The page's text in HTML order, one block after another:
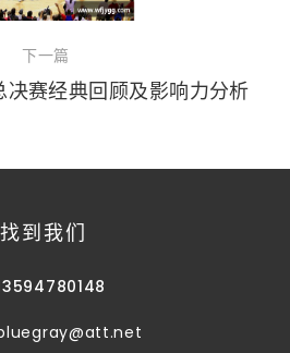
下一篇
赛经典回顾及影响力分析
找到我们